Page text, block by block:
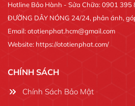
Hotline Bảo Hành - Sửa Chữa: 0901 395
ĐƯỜNG DÂY NÓNG 24/24, phản ánh,
Email: ototienphat.hcm@gmail.com
Website: https://ototienphat.com/
CHÍNH SÁCH
Chính Sách Bảo Mật